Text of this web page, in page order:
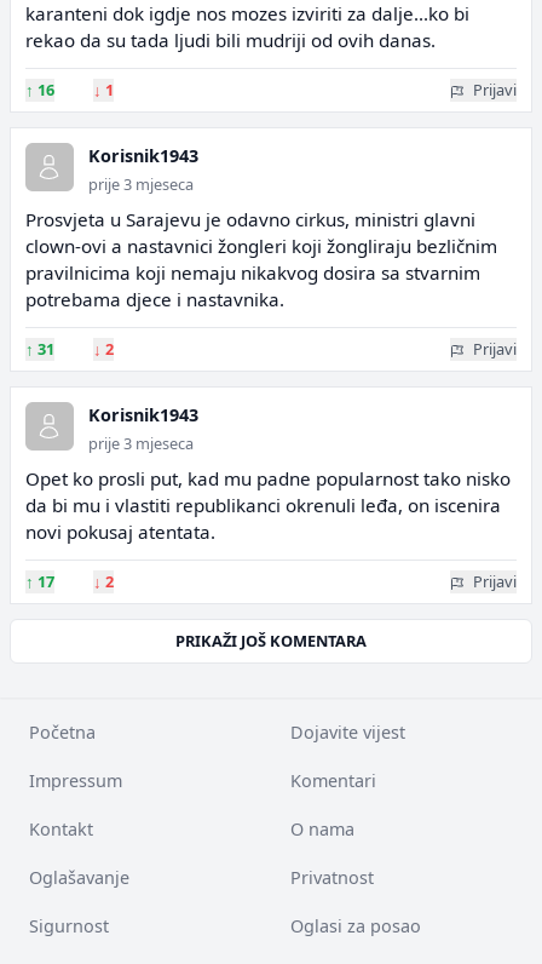
karanteni dok igdje nos mozes izviriti za dalje...ko bi
rekao da su tada ljudi bili mudriji od ovih danas.
↑ 16 ↓ 1 Prijavi
Korisnik1943
prije 3 mjeseca
Prosvjeta u Sarajevu je odavno cirkus, ministri glavni
clown-ovi a nastavnici žongleri koji žongliraju bezličnim
pravilnicima koji nemaju nikakvog dosira sa stvarnim
potrebama djece i nastavnika.
↑ 31 ↓ 2 Prijavi
Korisnik1943
prije 3 mjeseca
Opet ko prosli put, kad mu padne popularnost tako nisko
da bi mu i vlastiti republikanci okrenuli leđa, on iscenira
novi pokusaj atentata.
↑ 17 ↓ 2 Prijavi
PRIKAŽI JOŠ KOMENTARA
Početna Dojavite vijest
Impressum Komentari
Kontakt O nama
Oglašavanje Privatnost
Sigurnost Oglasi za posao